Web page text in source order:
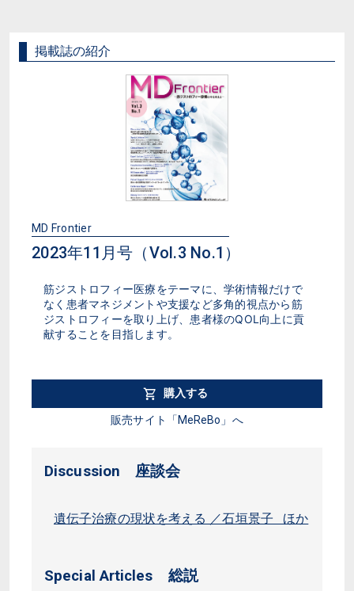
掲載誌の紹介
MD Frontier
2023年11月号（Vol.3 No.1）
筋ジストロフィー医療をテーマに、学術情報だけで
なく患者マネジメントや支援など多角的視点から筋
ジストロフィーを取り上げ、患者様のQOL向上に貢
献することを目指します。
購入する
販売サイト「MeReBo」へ
Discussion 座談会
遺伝子治療の現状を考える ／石垣景子 ほか
Special Articles 総説